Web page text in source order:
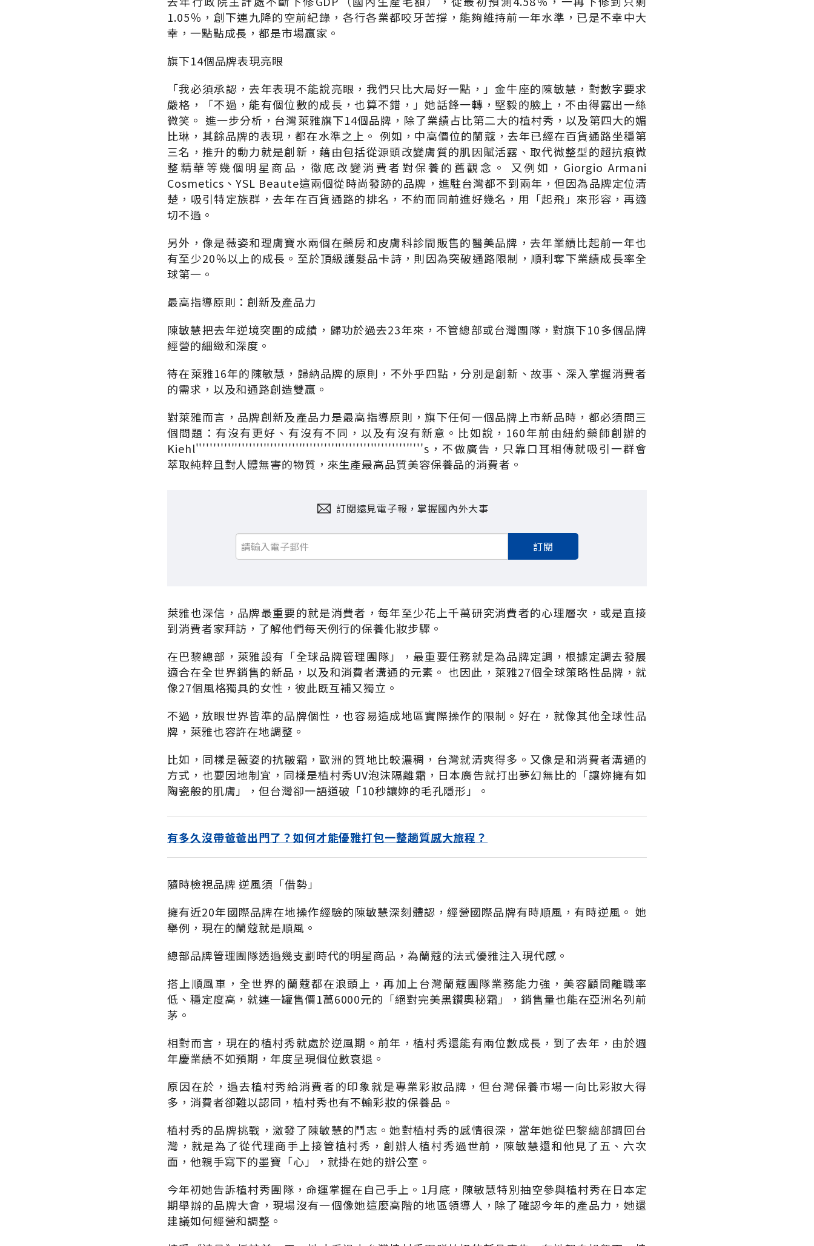
1.05％，創下連九降的空前紀錄，各行各業都咬牙苦撐，能夠維持前一年水準，已是不幸中大
幸，一點點成長，都是市場贏家。
旗下14個品牌表現亮眼
「我必須承認，去年表現不能說亮眼，我們只比大局好一點，」金牛座的陳敏慧，對數字要求
嚴格，「不過，能有個位數的成長，也算不錯，」她話鋒一轉，堅毅的臉上，不由得露出一絲
微笑。 進一步分析，台灣萊雅旗下14個品牌，除了業績占比第二大的植村秀，以及第四大的媚
比琳，其餘品牌的表現，都在水準之上。 例如，中高價位的蘭蔻，去年已經在百貨通路坐穩第
三名，推升的動力就是創新，藉由包括從源頭改變膚質的肌因賦活露、取代微整型的超抗痕微
整精華等幾個明星商品，徹底改變消費者對保養的舊觀念。 又例如，Giorgio Armani
Cosmetics、YSL Beaute這兩個從時尚發跡的品牌，進駐台灣都不到兩年，但因為品牌定位清
楚，吸引特定族群，去年在百貨通路的排名，不約而同前進好幾名，用「起飛」來形容，再適
切不過。
另外，像是薇姿和理膚寶水兩個在藥房和皮膚科診間販售的醫美品牌，去年業績比起前一年也
有至少20％以上的成長。至於頂級護髮品卡詩，則因為突破通路限制，順利奪下業績成長率全
球第一。
最高指導原則：創新及產品力
陳敏慧把去年逆境突圍的成績，歸功於過去23年來，不管總部或台灣團隊，對旗下10多個品牌
經營的細緻和深度。
待在萊雅16年的陳敏慧，歸納品牌的原則，不外乎四點，分別是創新、故事、深入掌握消費者
的需求，以及和通路創造雙贏。
對萊雅而言，品牌創新及產品力是最高指導原則，旗下任何一個品牌上市新品時，都必須問三
個問題：有沒有更好、有沒有不同，以及有沒有新意。比如說，160年前由紐約藥師創辦的
Kiehl''''''''''''''''''''''''''''''''''''''''''''''''''''''''''''''''s，不做廣告，只靠口耳相傳就吸引一群會
萃取純粹且對人體無害的物質，來生產最高品質美容保養品的消費者。
訂閱遠見電子報，掌握國內外大事
訂閱
萊雅也深信，品牌最重要的就是消費者，每年至少花上千萬研究消費者的心理層次，或是直接
到消費者家拜訪，了解他們每天例行的保養化妝步驟。
在巴黎總部，萊雅設有「全球品牌管理團隊」，最重要任務就是為品牌定調，根據定調去發展
適合在全世界銷售的新品，以及和消費者溝通的元素。 也因此，萊雅27個全球策略性品牌，就
像27個風格獨具的女性，彼此既互補又獨立。
不過，放眼世界皆準的品牌個性，也容易造成地區實際操作的限制。好在，就像其他全球性品
牌，萊雅也容許在地調整。
比如，同樣是薇姿的抗皺霜，歐洲的質地比較濃稠，台灣就清爽得多。又像是和消費者溝通的
方式，也要因地制宜，同樣是植村秀UV泡沫隔離霜，日本廣告就打出夢幻無比的「讓妳擁有如
陶瓷般的肌膚」，但台灣卻一語道破「10秒讓妳的毛孔隱形」。
有多久沒帶爸爸出門了？如何才能優雅打包一整趟質感大旅程？
隨時檢視品牌 逆風須「借勢」
擁有近20年國際品牌在地操作經驗的陳敏慧深刻體認，經營國際品牌有時順風，有時逆風。 她
舉例，現在的蘭蔻就是順風。
總部品牌管理團隊透過幾支劃時代的明星商品，為蘭蔻的法式優雅注入現代感。
搭上順風車，全世界的蘭蔻都在浪頭上，再加上台灣蘭蔻團隊業務能力強，美容顧問離職率
低、穩定度高，就連一罐售價1萬6000元的「絕對完美黑鑽奧秘霜」，銷售量也能在亞洲名列前
茅。
相對而言，現在的植村秀就處於逆風期。前年，植村秀還能有兩位數成長，到了去年，由於週
年慶業績不如預期，年度呈現個位數衰退。
原因在於，過去植村秀給消費者的印象就是專業彩妝品牌，但台灣保養市場一向比彩妝大得
多，消費者卻難以認同，植村秀也有不輸彩妝的保養品。
植村秀的品牌挑戰，激發了陳敏慧的鬥志。她對植村秀的感情很深，當年她從巴黎總部調回台
灣，就是為了從代理商手上接管植村秀，創辦人植村秀過世前，陳敏慧還和他見了五、六次
面，他親手寫下的墨寶「心」，就掛在她的辦公室。
今年初她告訴植村秀團隊，命運掌握在自己手上。1月底，陳敏慧特別抽空參與植村秀在日本定
期舉辦的品牌大會，現場沒有一個像她這麼高階的地區領導人，除了確認今年的產品力，她還
建議如何經營和調整。